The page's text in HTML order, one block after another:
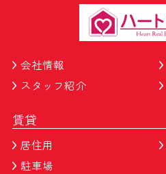
会社情報
スタッフ紹介
賃貸
居住用
駐車場